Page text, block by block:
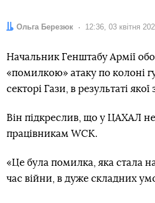
Автор:
Ольга Березюк Дата:
12:36, 03 квітня
Начальник Генштабу Армії
«помилкою» атаку по колоні
секторі Гази, в результаті
Він підкреслив, що у ЦАХАЛ
працівникам WCK.
«Це була помилка, яка стала
час війни, в дуже складних